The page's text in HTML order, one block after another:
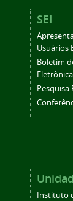
SEI
Usuários
Boletim
Pesquisa
Instituto